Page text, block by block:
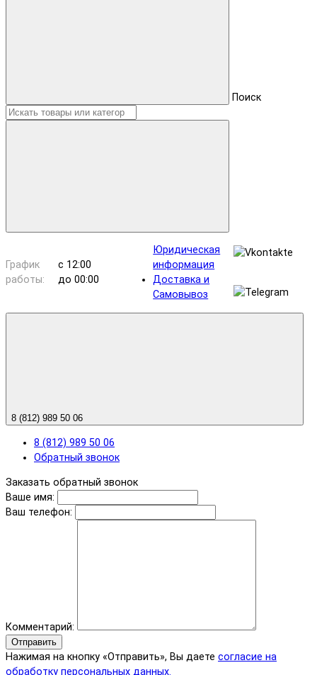
Поиск
График
работы:
с 12:00
до 00:00
Юридическая
информация
Доставка и
Самовывоз
8 (812) 989 50 06
8 (812) 989 50 06
Обратный звонок
Заказать обратный звонок
Ваше имя:
Ваш телефон:
Комментарий:
Отправить
Нажимая на кнопку «Отправить», Вы даете согласие на
обработку персональных данных.